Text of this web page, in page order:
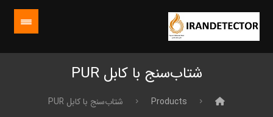
شتاب‌سنج با کابل PUR
Products شتاب‌سنج با کابل PUR